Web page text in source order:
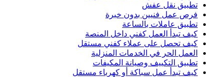
تطبيق نقل عفش
فرص عمل فنيين بدون خبرة
تطبيق عاملات بالساعة
كيف تبدأ العمل كفني داخل المنصة
كيف تحصل على عملاء كفني مستقل
العمل الحر في الخدمات المنزلية
تطبيق التكييف وصيانة المكيفات
كيف تبدأ عمل سباكة أو كهرباء مستقل